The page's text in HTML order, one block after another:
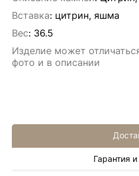
Вставка: цитрин, яшма
Вес: 36.5
Изделие может
фото и в описании
Гарантия
Алла Майорова